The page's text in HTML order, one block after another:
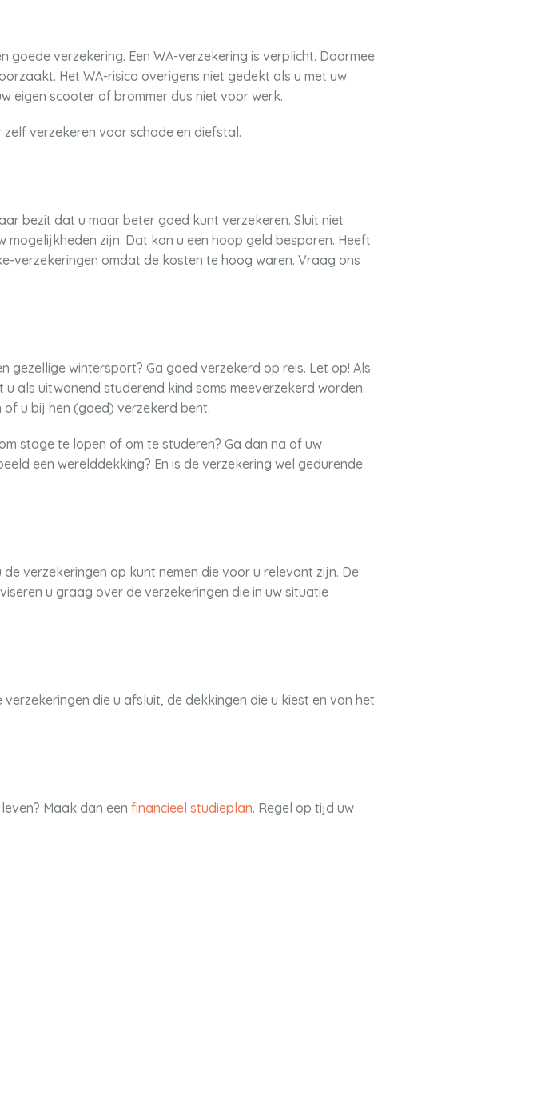
verzekering. Een WA-verzekering is verplicht. Daarmee
Het WA-risico overigens niet gedekt als u met uw
eigen scooter of brommer dus niet voor werk.
verzekeren voor schade en diefstal.
bezit dat u maar beter goed kunt verzekeren. Sluit niet
zijn. Dat kan u een hoop geld besparen. Heeft
omdat de kosten te hoog waren. Vraag ons
gezellige wintersport? Ga goed verzekerd op reis. Let op! Als
als uitwonend studerend kind soms meeverzekerd worden.
u bij hen (goed) verzekerd bent.
stage te lopen of om te studeren? Ga dan na of uw
een werelddekking? En is de verzekering wel gedurende
verzekeringen op kunt nemen die voor u relevant zijn. De
u graag over de verzekeringen die in uw situatie
die u afsluit, de dekkingen die u kiest en van het
Maak dan een financieel studieplan. Regel op tijd uw